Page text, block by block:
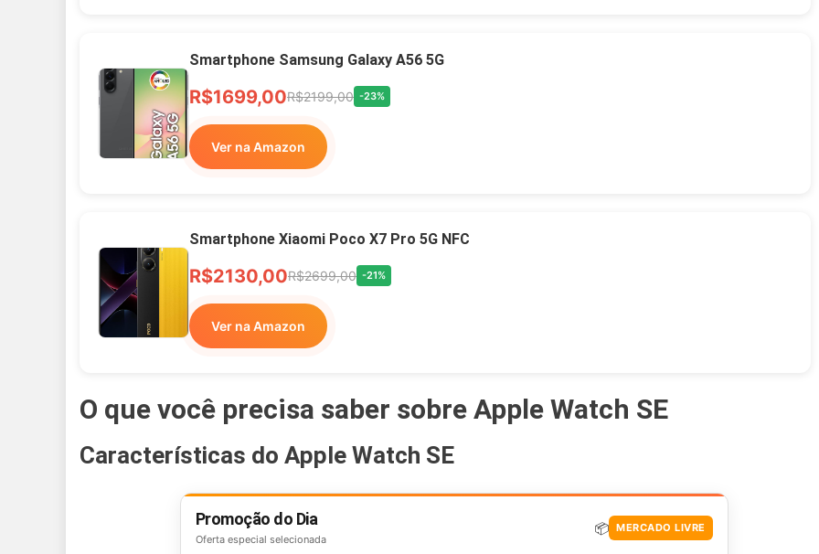
Smartphone Samsung Galaxy A56 5G
R$1699,00R$2199,00 -23%
Ver na Amazon
Smartphone Xiaomi Poco X7 Pro 5G NFC
R$2130,00R$2699,00 -21%
Ver na Amazon
O que você precisa saber sobre Apple Watch SE
Características do Apple Watch SE
Promoção do Dia
Oferta especial selecionada
📦 MERCADO LIVRE